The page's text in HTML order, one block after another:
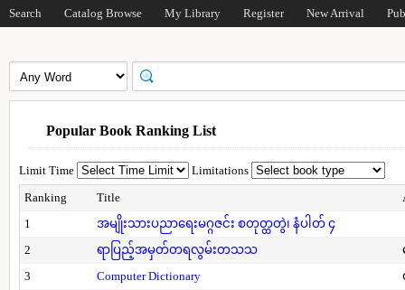
Search Catalog Browse My Library Register New Arrival
Popular Book Ranking List
Limit Time
Limitations
Ranking
Title
1
အမျိုးသားပညာရေးမဂ္ဂဇင်း စတုတ္ထတွဲ၊ နံပါတ် ၄
2
ရာပြည့်အမှတ်တရလွမ်းတသသ
3
Computer Dictionary